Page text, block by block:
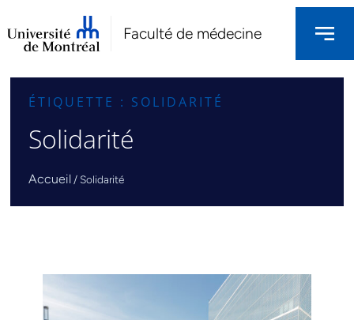
Faculté de médecine
ÉTIQUETTE : SOLIDARITÉ
Solidarité
Accueil / Solidarité